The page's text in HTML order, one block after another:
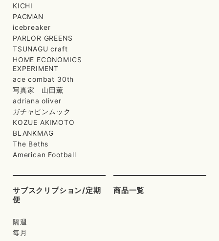
KICHI
PACMAN
icebreaker
PARLOR GREENS
TSUNAGU craft
HOME ECONOMICS
EXPERIMENT
ace combat 30th
写真家 山田薫
adriana oliver
ガチャピンムック
KOZUE AKIMOTO
BLANKMAG
The Beths
American Football
サブスクリプション/定期
便
隔週
毎月
商品一覧